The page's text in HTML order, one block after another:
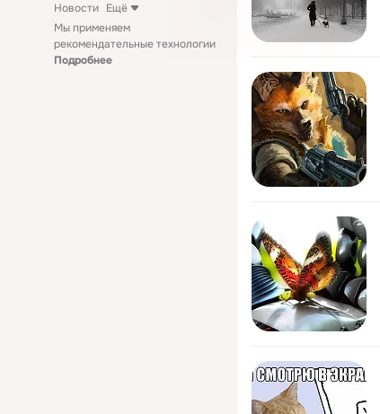
Новости Ещё
Мы применяем
рекомендательные технологии
Подробнее